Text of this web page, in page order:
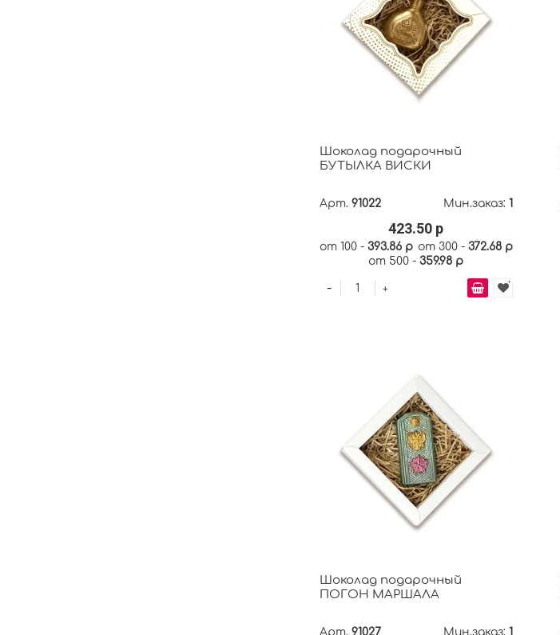
Шоколад подарочный
БУТЫЛКА ВИСКИ
Арт. 91022 Мин.заказ: 1
423.50 р
от 100 - 393.86 р от 300 - 372.68 р
от 500 -359.98 р
+
-
Шоколад подарочный
ПОГОН МАРШАЛА
Арт. 91027 Мин.заказ: 1